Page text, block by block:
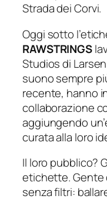
Stradadei Corvi.
Oggi sotto
RAWSTRINGS
Studios di
suono sempre
recente, hanno
collaborazione
aggiungendo
curata alla loro
Il loro pubblico?
etichette. Gente
senza filtri: